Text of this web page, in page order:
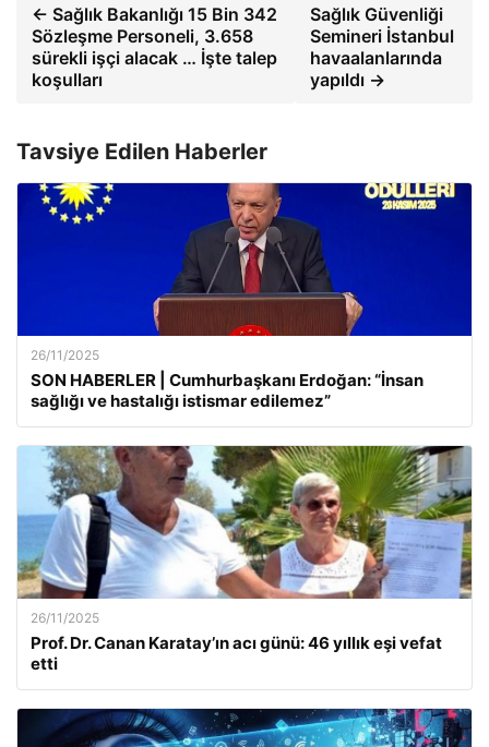
← Sağlık Bakanlığı 15 Bin 342
Sözleşme Personeli, 3.658
sürekli işçi alacak … İşte talep
koşulları
Sağlık Güvenliği
Semineri İstanbul
havaalanlarında
yapıldı →
Tavsiye Edilen Haberler
26/11/2025
SON HABERLER | Cumhurbaşkanı Erdoğan: “İnsan
sağlığı ve hastalığı istismar edilemez”
26/11/2025
Prof. Dr. Canan Karatay’ın acı günü: 46 yıllık eşi vefat
etti